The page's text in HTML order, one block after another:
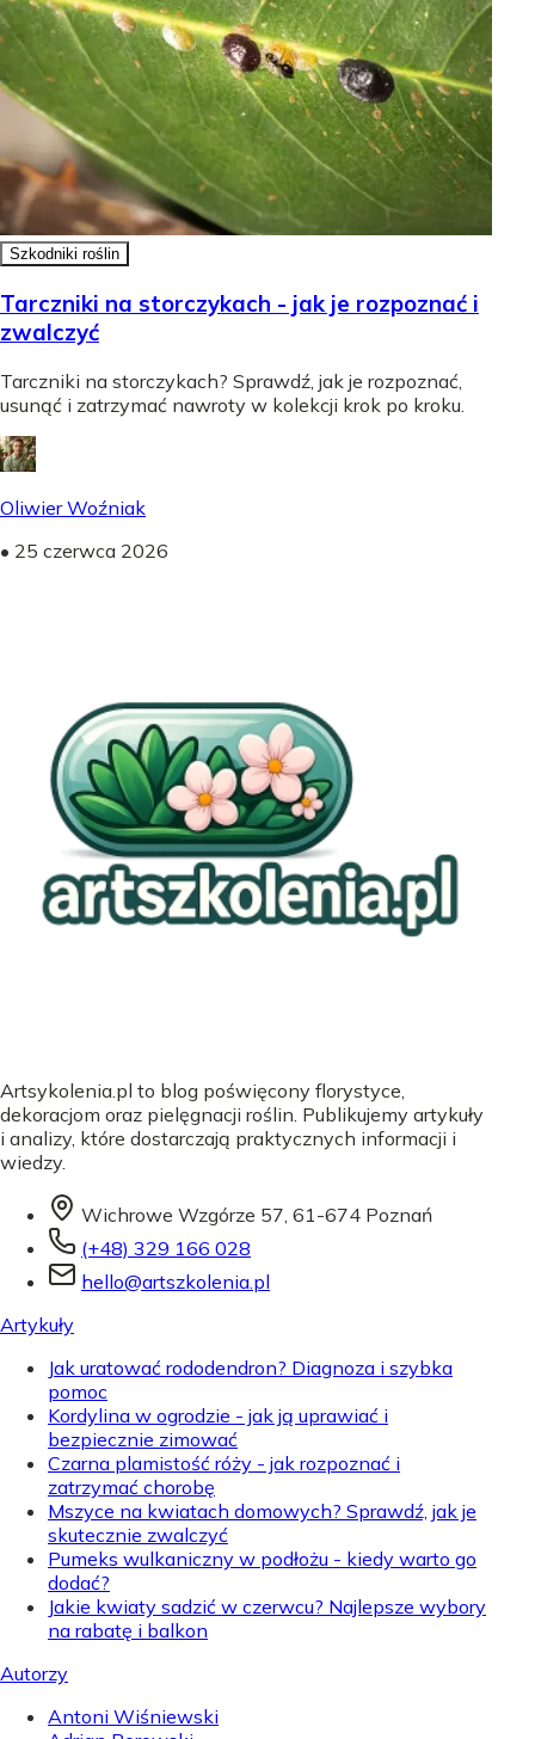
Szkodniki roślin
Tarczniki na storczykach - jak je rozpoznać i
zwalczyć
Tarczniki na storczykach? Sprawdź, jak je rozpoznać,
usunąć i zatrzymać nawroty w kolekcji krok po kroku.
Oliwier Woźniak
• 25 czerwca 2026
Artsykolenia.pl to blog poświęcony florystyce,
dekoracjom oraz pielęgnacji roślin. Publikujemy artykuły
i analizy, które dostarczają praktycznych informacji i
wiedzy.
Wichrowe Wzgórze 57, 61-674 Poznań
(+48) 329 166 028
hello@artszkolenia.pl
Artykuły
Jak uratować rododendron? Diagnoza i szybka
pomoc
Kordylina w ogrodzie - jak ją uprawiać i
bezpiecznie zimować
Czarna plamistość róży - jak rozpoznać i
zatrzymać chorobę
Mszyce na kwiatach domowych? Sprawdź, jak je
skutecznie zwalczyć
Pumeks wulkaniczny w podłożu - kiedy warto go
dodać?
Jakie kwiaty sadzić w czerwcu? Najlepsze wybory
na rabatę i balkon
Autorzy
Antoni Wiśniewski